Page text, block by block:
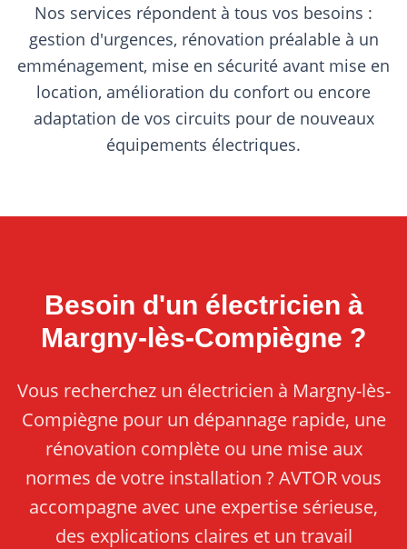
Nos services répondent à tous vos besoins :
gestion d'urgences, rénovation préalable à un
emménagement, mise en sécurité avant mise en
location, amélioration du confort ou encore
adaptation de vos circuits pour de nouveaux
équipements électriques.
Besoin d'un électricien à
Margny-lès-Compiègne ?
Vous recherchez un électricien à Margny-lès-
Compiègne pour un dépannage rapide, une
rénovation complète ou une mise aux
normes de votre installation ? AVTOR vous
accompagne avec une expertise sérieuse,
des explications claires et un travail